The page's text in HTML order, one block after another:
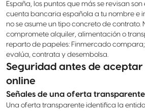
España, los puntos que más se revisan son
cuenta bancaria española a tu nombre e
no se asume un tipo concreto de contrato.
compromete alquiler, alimentación o
reparto de papeles: Finmercado
evalúa, contrata y desembolsa.
Seguridad antes de
online
Señales de una oferta transparente
Una oferta transparente identifica la